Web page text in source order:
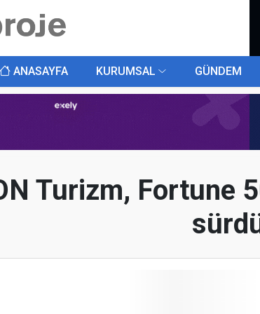
ANASAYFA KURUMSAL GÜNDEM
Turizm, Fortune